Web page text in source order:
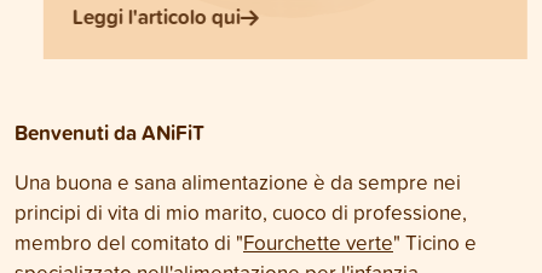
Leggi l'articolo qui
Benvenuti da ANiFiT
Una buona e sana alimentazione è da sempre nei
principi di vita di mio marito, cuoco di professione,
membro del comitato di "Fourchette verte" Ticino e